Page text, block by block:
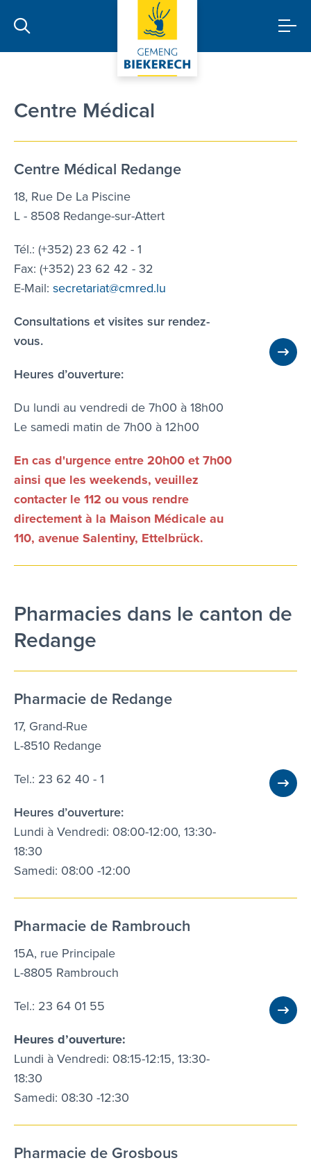
Centre Médical
Centre Médical Redange
18, Rue De La Piscine
L - 8508 Redange-sur-Attert
Tél.: (+352) 23 62 42 - 1
Fax: (+352) 23 62 42 - 32
E-Mail: secretariat@cmred.lu
Consultations et visites sur rendez-
vous.
Heures d’ouverture:
Du lundi au vendredi de 7h00 à 18h00
Le samedi matin de 7h00 à 12h00
En cas d'urgence entre 20h00 et 7h00
ainsi que les weekends, veuillez
contacter le 112 ou vous rendre
directement à la Maison Médicale au
110, avenue Salentiny, Ettelbrück.
Pharmacies dans le canton de
Redange
Pharmacie de Redange
17, Grand-Rue
L-8510 Redange
Tel.: 23 62 40 - 1
Heures d’ouverture:
Lundi à Vendredi: 08:00-12:00, 13:30-
18:30
Samedi: 08:00 -12:00
Pharmacie de Rambrouch
15A, rue Principale
L-8805 Rambrouch
Tel.: 23 64 01 55
Heures d’ouverture:
Lundi à Vendredi: 08:15-12:15, 13:30-
18:30
Samedi: 08:30 -12:30
Pharmacie de Grosbous